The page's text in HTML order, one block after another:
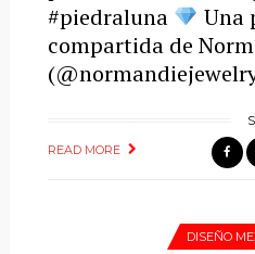
#piedraluna
Una
compartida de
READ MORE
DISEÑO